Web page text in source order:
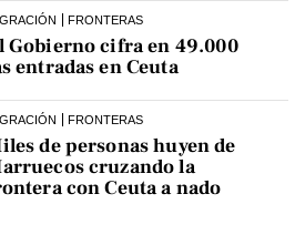
FRONTERAS
Gobierno cifra en 49.000
entradas en Ceuta
FRONTERAS
de personas huyen de
cruzando la
con Ceuta a nado